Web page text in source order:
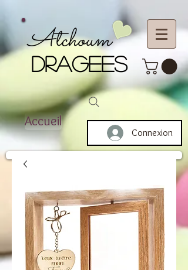
DRAGEES
Atchoum
Accueil
Connexion